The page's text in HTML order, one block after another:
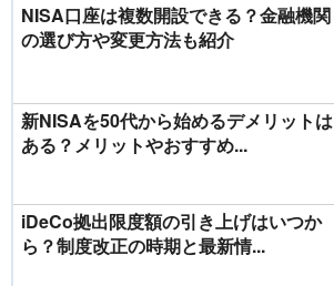
NISA口座は複数開設できる？金融機関
の選び方や変更方法も紹介
新NISAを50代から始めるデメリットは
ある？メリットやおすすめ...
iDeCo拠出限度額の引き上げはいつか
ら？制度改正の時期と最新情...